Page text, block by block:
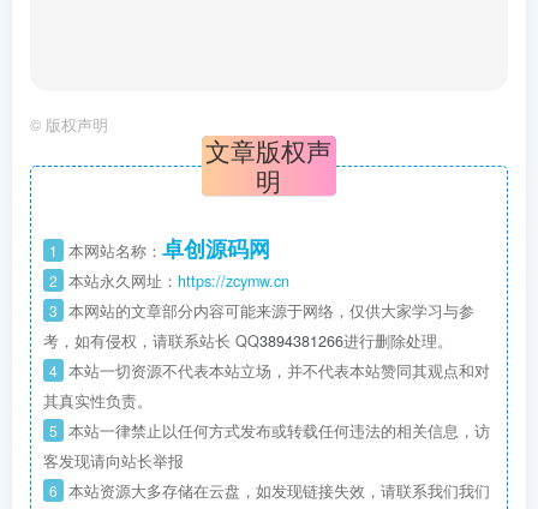
© 版权声明
文章版权声
明
1 本网站名称： 卓创源码网
2 本站永久网址： https://zcymw.cn
3 本网站的文章部分内容可能来源于网络，仅供大家学习与参
考，如有侵权，请联系站长 QQ3894381266进行删除处理。
4 本站一切资源不代表本站立场，并不代表本站赞同其观点和对
其真实性负责。
5 本站一律禁止以任何方式发布或转载任何违法的相关信息，访
客发现请向站长举报
6 本站资源大多存储在云盘，如发现链接失效，请联系我们我们